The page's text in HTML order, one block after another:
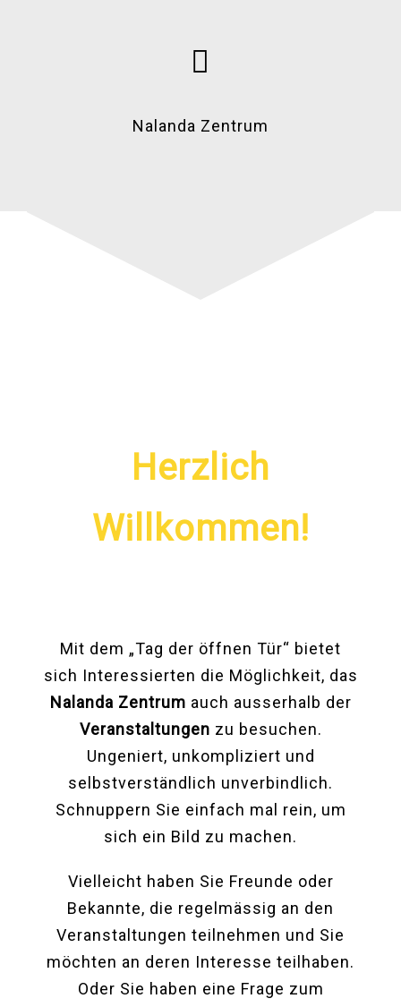
Nalanda Zentrum
Herzlich
Willkommen!
Mit dem „Tag der öffnen Tür“ bietet
sich Interessierten die Möglichkeit, das
Nalanda Zentrum auch ausserhalb der
Veranstaltungen zu besuchen.
Ungeniert, unkompliziert und
selbstverständlich unverbindlich.
Schnuppern Sie einfach mal rein, um
sich ein Bild zu machen.
Vielleicht haben Sie Freunde oder
Bekannte, die regelmässig an den
Veranstaltungen teilnehmen und Sie
möchten an deren Interesse teilhaben.
Oder Sie haben eine Frage zum